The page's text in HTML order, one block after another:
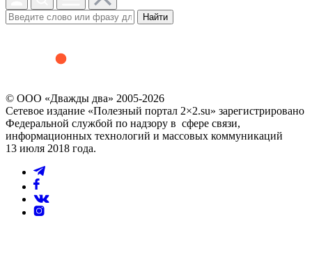
Найти
© ООО «Дважды два» 2005-2026
Сетевое издание «Полезный портал 2×2.su» зарегистрировано
Федеральной службой по надзору в сфере связи,
информационных технологий и массовых коммуникаций
13 июля 2018 года.